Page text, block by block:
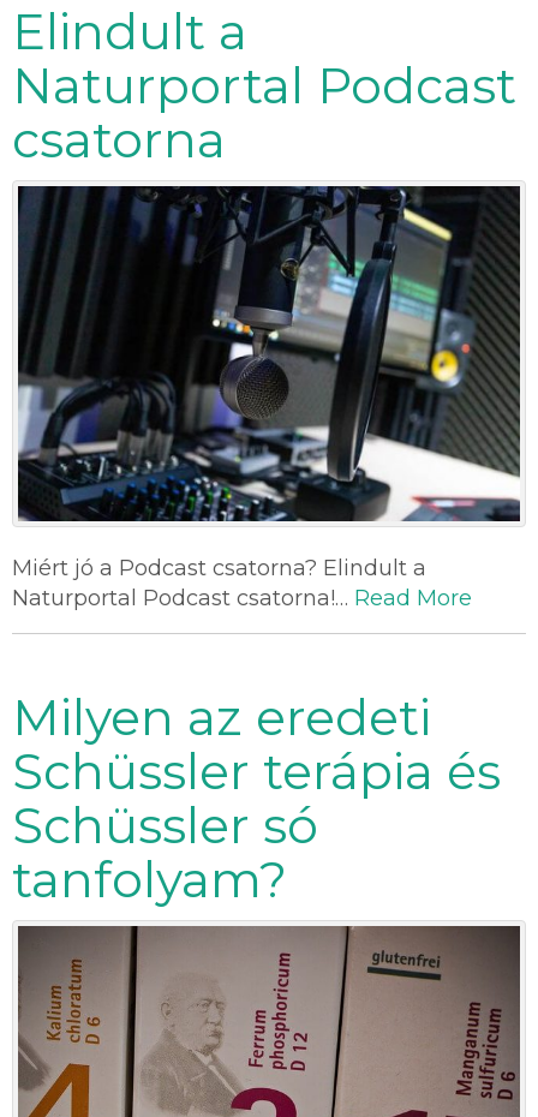
Elindult a
Naturportal Podcast
csatorna
Miért jó a Podcast csatorna? Elindult a
Naturportal Podcast csatorna!… Read More
Milyen az eredeti
Schüssler terápia és
Schüssler só
tanfolyam?